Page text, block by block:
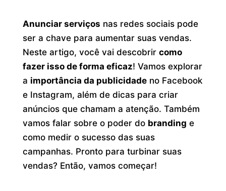
Anunciar serviços nas redes sociais pode
ser a chave para aumentar suas vendas.
Neste artigo, você vai descobrir como
fazer isso de forma eficaz! Vamos explorar
a importância da publicidadeno Facebook
e Instagram, além de dicas para criar
anúncios que chamam a atenção. Também
vamos falar sobre o poder do branding e
como medir o sucesso das suas
campanhas. Pronto para turbinar suas
vendas? Então, vamos começar!